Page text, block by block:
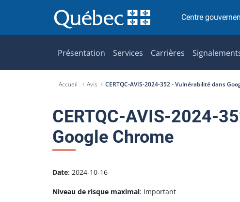
a
o
n
t
e
u
Centre
Présentation Services Carrières
Accueil Avis CERTQC-AVIS-2024-352 - Vulnérabilité dans
CERTQC-AVIS-2024-
Google Chrome
Date: 2024-10-16
Niveau de risque maximal: Important